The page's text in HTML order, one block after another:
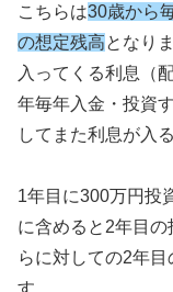
こちらは30歳から
の想定残高となり
入ってくる利息（
年毎年入金・投資
してまた利息が入
1年目に300万円投
に含めると2年目
らに対しての2年